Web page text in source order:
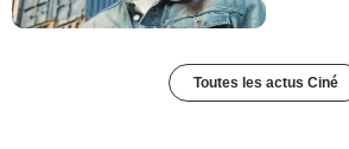
Toutes les actus Ciné